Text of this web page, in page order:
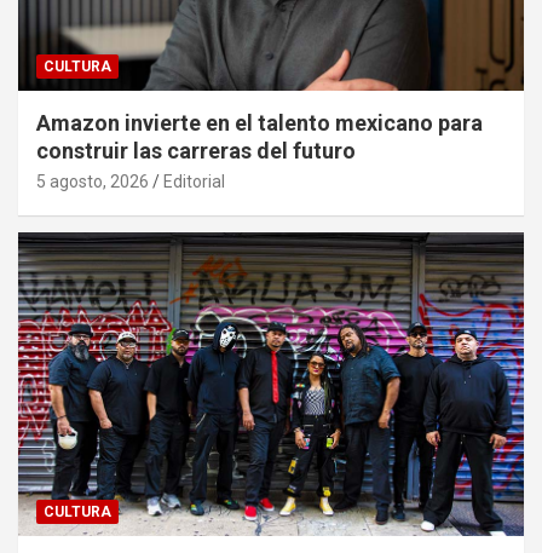
CULTURA
Amazon invierte en el talento mexicano para
construir las carreras del futuro
5 agosto, 2026 Editorial
CULTURA